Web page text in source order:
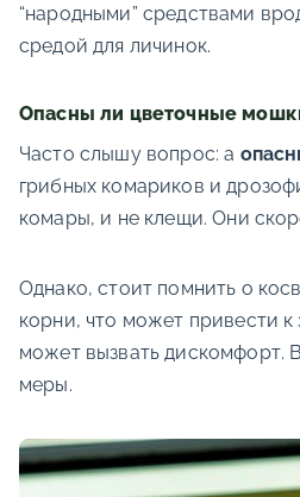
“народными” средствами
средой для личинок.
Опасны ли цветочные
Часто слышу вопрос: а
грибных комариков и
комары, и не клещи. Они
Однако, стоит помнить о
корни, что может привести
может вызвать дискомфорт.
меры.